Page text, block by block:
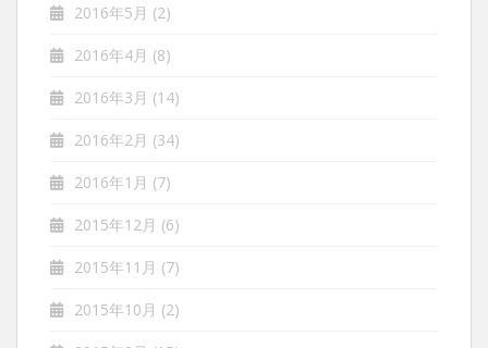
2016年5月 (2)
2016年4月 (8)
2016年3月 (14)
2016年2月 (34)
2016年1月 (7)
2015年12月 (6)
2015年11月 (7)
2015年10月 (2)